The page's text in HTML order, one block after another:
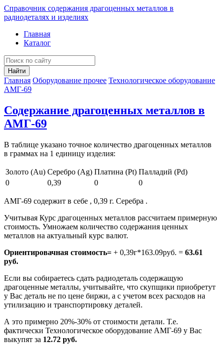
Справочник содержания драгоценных металлов в
радиодеталях и изделиях
Главная
Каталог
Найти
Главная Оборудование прочее Технологическое оборудование
АМГ-69
Содержание драгоценных металлов в
АМГ-69
В таблице указано точное количество драгоценных металлов
в граммах на 1 единицу изделия:
Золото (Au) Серебро (Ag) Платина (Pt) Палладий (Pd)
0
0,39 0 0
АМГ-69 содержит в себе , 0,39 г. Серебра .
Учитывая Курс драгоценных металлов рассчитаем примерную
стоимость. Умножаем количество содержания ценных
металлов на актуальный курс валют.
Ориентировачная стоимость= + 0,39г*163.09руб. = 63.61
руб.
Если вы собираетесь сдать радиодеталь содержащую
драгоценные металлы, учитывайте, что скупщики приобретут
у Вас деталь не по цене биржи, а с учетом всех расходов на
утилизацию и транспортировку деталей.
А это примерно 20%-30% от стоимости детали. Т.е.
фактически Технологическое оборудование АМГ-69 у Вас
выкупят за 12.72 руб.